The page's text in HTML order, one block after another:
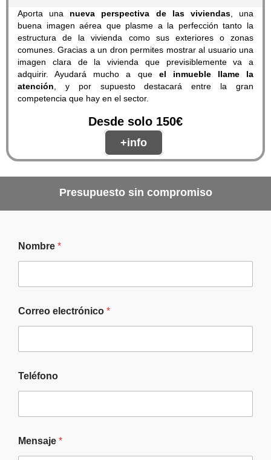
Aporta una nueva perspectiva de las viviendas, una
buena imagen aérea que plasme a la perfección tanto la
estructura de la vivienda como sus exteriores o zonas
comunes. Gracias a un dron permites mostrar al usuario una
imagen clara de la vivienda que previsiblemente va a
adquirir. Ayudará mucho a que el inmueble llame la
atención , y por supuesto destacará entre la gran
competencia que hay en el sector.
Desde solo 150€
+info
Presupuesto sin compromiso
Nombre *
Correo electrónico *
Teléfono
Mensaje *